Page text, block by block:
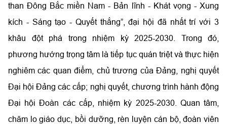
than Đông Bắc miền Nam - Bản lĩnh - Khát vọng - Xung
kích - Sáng tạo - Quyết thắng”, đại hội đã nhất trí với 3
khâu đột phá trong nhiệm kỳ 2025-2030. Trong đó,
phương hướng trọng tâm là tiếp tục quán triệt và thực hiện
nghiêm các quan điểm, chủ trương của Đảng, nghị quyết
Đại hội Đảng các cấp; nghị quyết, chương trình hành động
Đại hội Đoàn các cấp, nhiệm kỳ 2025-2030. Quan tâm,
chăm lo giáo dục, bồi dưỡng, rèn luyện cán bộ, đoàn viên